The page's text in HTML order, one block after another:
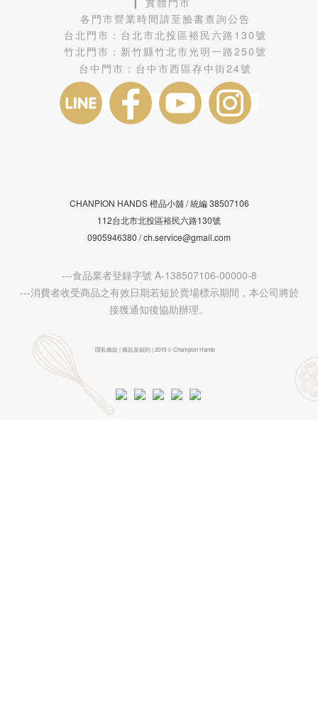
各門市營業時間請至臉書查詢公告
台北門市： 台北市北投區裕民六路130號
竹北門市： 新竹縣竹北市光明一路250號
台中門市： 台中市西區存中街24號
CHANPION HANDS 橙品小舖 /統編38507106
112台北市北投區裕民六路130號
0905946380 / ch.service@gmail.com
---食品業者登錄字號 A-138507106-00000-8
---消費者收受商品之有效日期若短於賣場標示期間，本公司將於
接獲通知後協助辦理。
隱私條款 | 條款及細則 | 2019 © Champion Hands